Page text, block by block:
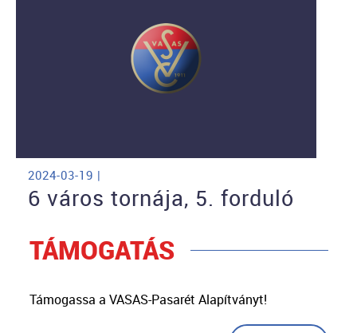
2024-03-19 |
6 város tornája, 5. forduló
TÁMOGATÁS
Támogassa a VASAS-Pasarét Alapítványt!